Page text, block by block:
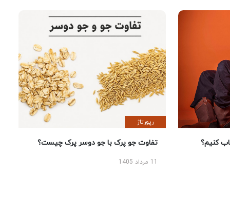
کنیم؟
رپورتاژ
تفاوت جو پرک با جو دوسر پرک چیست؟